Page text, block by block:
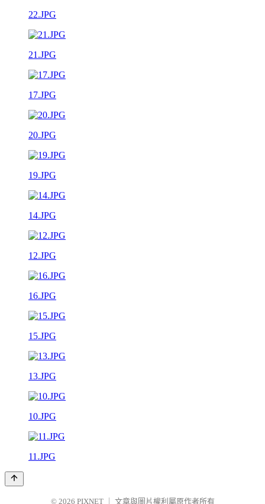
22.JPG
21.JPG
17.JPG
20.JPG
19.JPG
14.JPG
12.JPG
16.JPG
15.JPG
13.JPG
10.JPG
11.JPG
© 2026 PIXNET 文章與圖片權利屬原作者所有